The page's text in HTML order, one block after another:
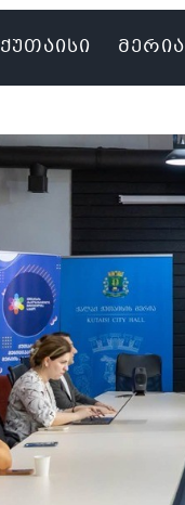
ᲥᲣᲗᲐᲘᲡᲘ ᲛᲔᲠᲘᲐ